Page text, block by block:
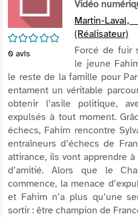
/5
0 avis
Vidéo
Martin-
(Réalisateur)
Forcé de fuir
le jeune
le reste de la famille pour
entament un véritable
obtenir l’asile politique,
expulsés à tout moment.
échecs, Fahim rencontre
entraîneurs d’échecs de
attirance, ils vont apprendre
d’amitié. Alors que le
commence, la menace
et Fahim n’a plus qu’une
sortir : être champion de